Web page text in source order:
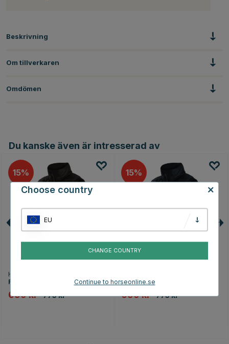
Beskrivning
Om tillverkaren
Omdömen
Du kanske även är intresserad av
15
HORSE LIFE
Ridväst Bonnie Svart
659 kr 775 kr
15
Ridväst Bonnie Marinblå
659 kr 775 kr
Choose country
EU
CHANGE COUNTRY
Continue to horseonline.se